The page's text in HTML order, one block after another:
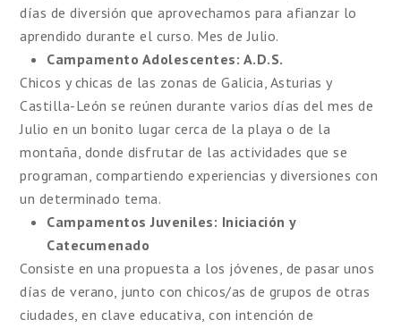
días de diversión que aprovechamos para afianzar lo
aprendido durante el curso. Mes de Julio.
Campamento Adolescentes: A.D.S.
Chicos y chicas de las zonas de Galicia, Asturias y
Castilla-León se reúnen durante varios días del mes de
Julio en un bonito lugar cerca de la playa o de la
montaña, donde disfrutar de las actividades que se
programan, compartiendo experiencias y diversiones con
un determinado tema.
Campamentos Juveniles: Iniciación y
Catecumenado
Consiste en una propuesta a los jóvenes, de pasar unos
días de verano, junto con chicos/as de grupos de otras
ciudades, en clave educativa, con intención de